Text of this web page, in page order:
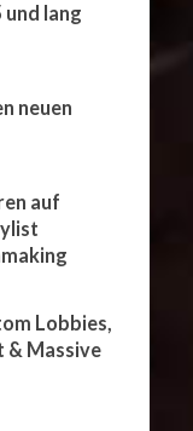
und lang
neuen
auf
Lobbies,
& Massive